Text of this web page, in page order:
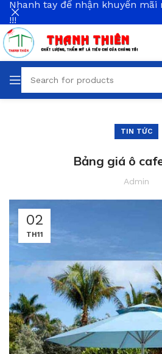
TIN TỨC
Bảng giá ô
Admin
02
TH11
Nhanh tay để nhận khuyến
!!!